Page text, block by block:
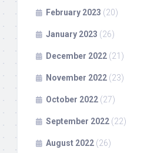
February 2023 (20)
January 2023 (26)
December 2022 (21)
November 2022 (23)
October 2022 (27)
September 2022 (22)
August 2022 (26)